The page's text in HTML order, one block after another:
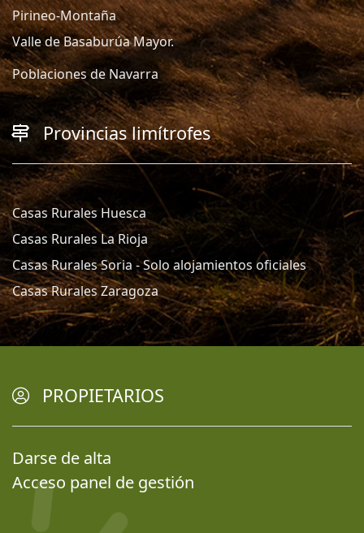
Pirineo-Montaña
Valle de Basaburúa Mayor.
Poblaciones de Navarra
Provincias limítrofes
Casas Rurales Huesca
Casas Rurales La Rioja
Casas Rurales Soria - Solo alojamientos oficiales
Casas Rurales Zaragoza
PROPIETARIOS
Darse de alta
Acceso panel de gestión